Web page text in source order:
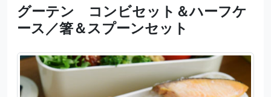
グーテン コンビセット＆ハーフケ
ース／箸＆スプーンセット